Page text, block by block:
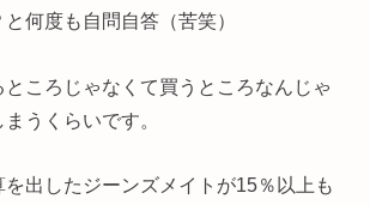
何度も自問自答（苦笑）
ところじゃなくて買うところなんじゃ
うくらいです。
出したジーンズメイトが15％以上も